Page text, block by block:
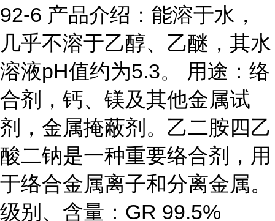
92-6 产品介绍：能溶于水，
几乎不溶于乙醇、乙醚，其水
溶液pH值约为5.3。 用途：络
合剂，钙、镁及其他金属试
剂，金属掩蔽剂。乙二胺四乙
酸二钠是一种重要络合剂，用
于络合金属离子和分离金属。
级别、含量：GR 99.5%